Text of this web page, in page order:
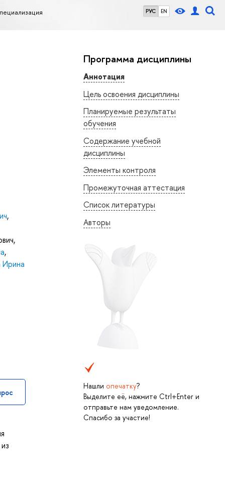
РУС EN
Программа дисциплины
Аннотация
Цель освоения дисциплины
Планируемые результаты
обучения
Содержание учебной
дисциплины
Элементы контроля
Промежуточная аттестация
Список литературы
Авторы
Нашли опечатку?
Выделите её, нажмите Ctrl+Enter и
отправьте нам уведомление.
Спасибо за участие!
,
,
,